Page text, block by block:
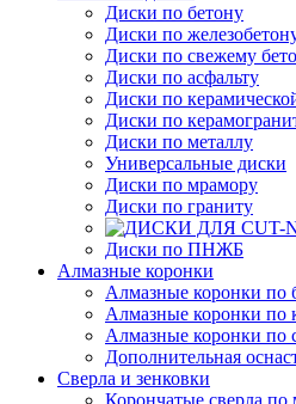
Диски по бетону
Диски по
Диски по свежему
Диски по асфальту
Диски по
Диски по
Диски по металлу
Универсальные диски
Диски по мрамору
Диски по граниту
Диски по ПНЖБ
Алмазные коронки
Алмазные коронки по
Алмазные коронки по
Алмазные коронки по
Дополнительная
Сверла и зенковки
Корончатые сверла